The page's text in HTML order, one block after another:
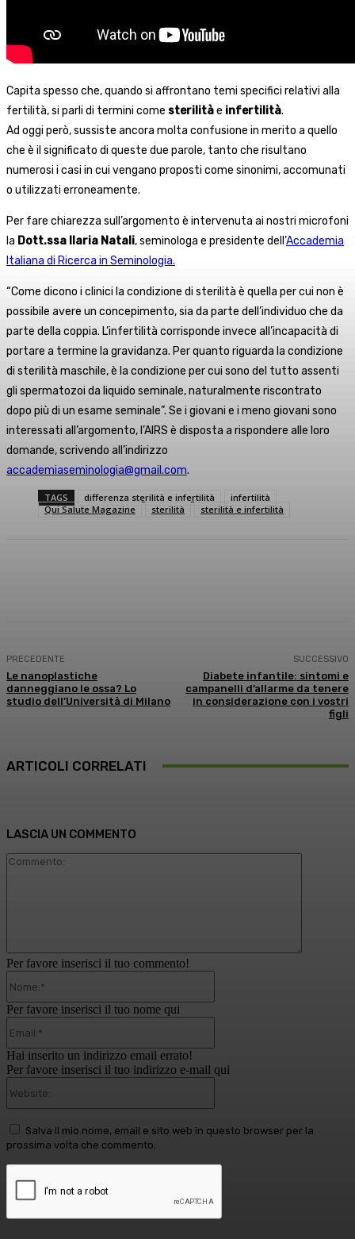
Capita spesso che, quando si affrontano temi specifici relativi alla
fertilità, si parli di termini come sterilitàe infertilità.
Ad oggi però, sussiste ancora molta confusione in merito a quello
che è il significato di queste due parole, tanto che risultano
numerosi i casi in cui vengano proposti come sinonimi, accomunati
o utilizzati erroneamente.
Per fare chiarezza sull’argomento è intervenuta ai nostri microfoni
la Dott.ssa Ilaria Natali, seminologa e presidente dell’Accademia
Italiana di Ricerca in Seminologia.
“Come dicono i clinici la condizione di sterilità è quella per cui non è
possibile avere un concepimento, sia da parte dell’individuo che da
parte della coppia. L’infertilità corrisponde invece all’incapacità di
portare a termine la gravidanza. Per quanto riguarda la condizione
di sterilità maschile, è la condizione per cui sono del tutto assenti
gli spermatozoi da liquido seminale, naturalmente riscontrato
dopo più di un esame seminale”. Se i giovani e i meno giovani sono
interessati all’argomento, l’AIRS è disposta a rispondere alle loro
domande, scrivendo all’indirizzo
accademiaseminologia@gmail.com.
TAGS differenza sterilità e infertilità
infertilità
Qui Salute Magazine
sterilità sterilità e infertilità
PRECEDENTE
Le nanoplastiche
danneggiano le ossa? Lo
studio dell’Università di Milano
SUCCESSIVO
Diabete infantile: sintomi e
campanelli d’allarme da tenere
in considerazione con i vostri
figli
ARTICOLI CORRELATI
LASCIA UN COMMENTO
Per favore inserisci il tuo commento!
Per favore inserisci il tuo nome qui
Hai inserito un indirizzo email errato!
Per favore inserisci il tuo indirizzo e-mail qui
Salva il mio nome, email e sito web in questo browser per la
prossima volta che commento.